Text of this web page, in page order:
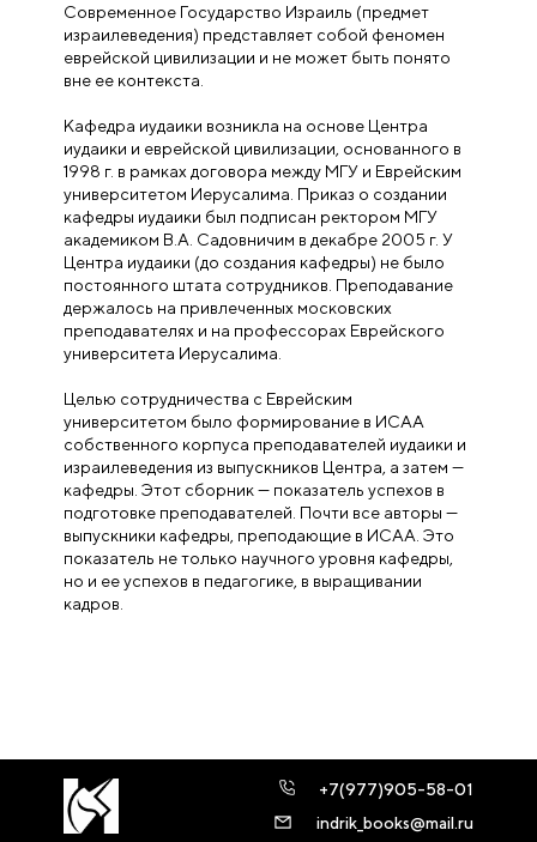
Современное Государство Израиль (предмет
израилеведения) представляет собой феномен
еврейской цивилизации и не может быть понято
вне ее контекста.
Кафедра иудаики возникла на основе Центра
иудаики и еврейской цивилизации, основанного в
1998 г. в рамках договора между МГУ и Еврейским
университетом Иерусалима. Приказ о создании
кафедры иудаики был подписан ректором МГУ
академиком В.А. Садовничим в декабре 2005 г. У
Центра иудаики (до создания кафедры) не было
постоянного штата сотрудников. Преподавание
держалось на привлеченных московских
преподавателях и на профессорах Еврейского
университета Иерусалима.
Целью сотрудничества с Еврейским
университетом было формирование в ИСАА
собственного корпуса преподавателей иудаики и
израилеведения из выпускников Центра, а затем —
кафедры. Этот сборник — показатель успехов в
подготовке преподавателей. Почти все авторы —
выпускники кафедры, преподающие в ИСАА. Это
показатель не только научного уровня кафедры,
но и ее успехов в педагогике, в выращивании
кадров.
+7(977)905-58-01
indrik_books@mail.ru